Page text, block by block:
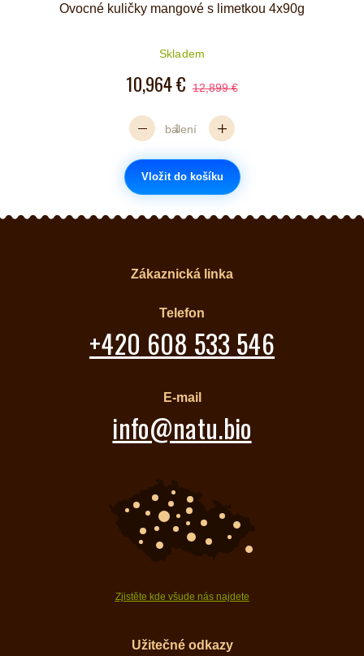
Ovocné kuličky mangové s limetkou 4x90g
Skladem
10,964 € 12,899 €
balení
Vložit do košíku
Zákaznická linka
Telefon
+420 608 533 546
E-mail
info@natu.bio
Zjistěte kde všude nás najdete
Užitečné odkazy